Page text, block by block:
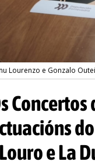
Lourenzo e Gonzalo
e La